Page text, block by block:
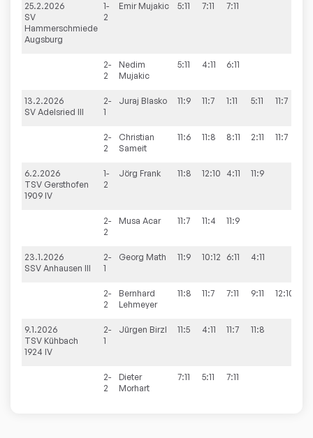
25.2.2026
SV
Hammerschmiede
Augsburg
1-
2
Emir Mujakic 5:11 7:11 7:11
2-
2
Nedim
Mujakic
5:11 4:11 6:11
13.2.2026
SV Adelsried III
2-
1
Juraj Blasko 11:9 11:7 1:11 5:11 11:7
2-
2
Christian
Sameit
11:6 11:8 8:11 2:11 11:7
6.2.2026
TSV Gersthofen
1909 IV
1-
2
Jörg Frank 11:8 12:10 4:11 11:9
2-
2
Musa Acar 11:7 11:4 11:9
23.1.2026
SSV Anhausen III
2-
1
Georg Math 11:9 10:12 6:11 4:11
2-
2
Bernhard
Lehmeyer
11:8 11:7 7:11 9:11 12:10
9.1.2026
TSV Kühbach
1924 IV
2-
1
Jürgen Birzl 11:5 4:11 11:7 11:8
2-
2
Dieter
Morhart
7:11 5:11 7:11